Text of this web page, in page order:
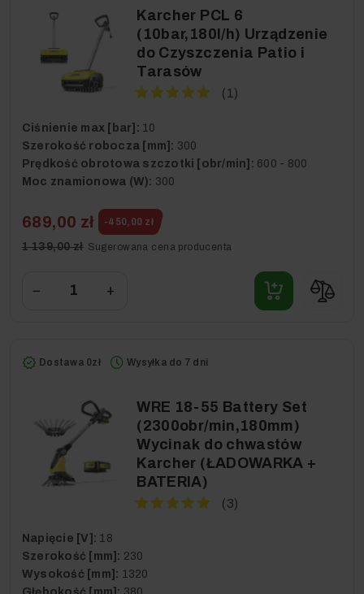
Karcher PCL 6
(10bar,180l/h) Urządzenie
do Czyszczenia Patio i
Tarasów
(1)
Ciśnienie max [bar]: 10
Szerokość robocza [mm]: 300
Prędkość obrotowa szczotki [obr/min]: 600 - 800
Moc znamionowa (W): 300
689,00 zł -450,00 zł
1 139,00 zł Sugerowana cena producenta
− +
Dostawa 0zł Wysyłka do 7 dni
WRE 18-55 Battery Set
(2300obr/min,180mm)
Wycinak do chwastów
Karcher (ŁADOWARKA +
BATERIA)
(3)
Napięcie [V]: 18
Szerokość [mm]: 230
Wysokość [mm]: 1320